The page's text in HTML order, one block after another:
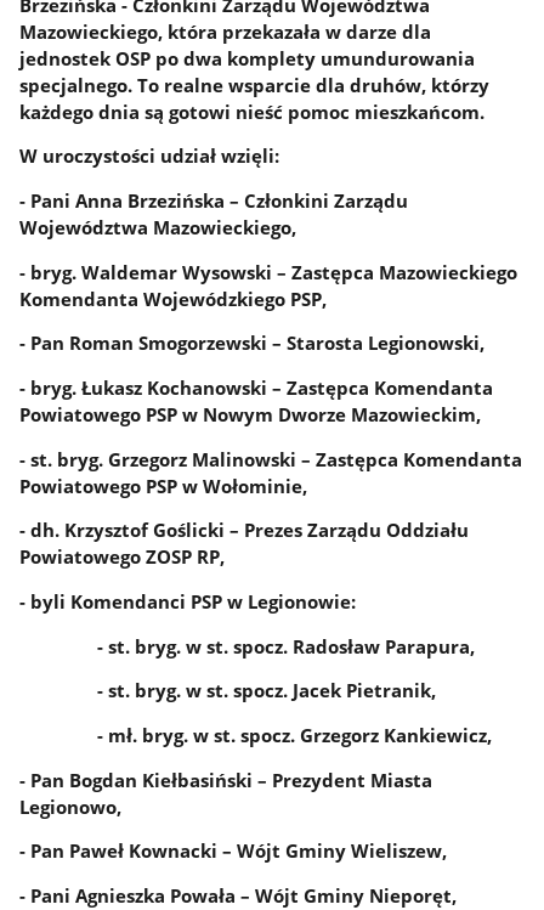
Mazowieckiego, która przekazała w darze dla
jednostek OSP po dwa komplety umundurowania
specjalnego. To realne wsparcie dla druhów, którzy
każdego dnia są gotowi nieść pomoc mieszkańcom.
W uroczystości udział wzięli:
- Pani Anna Brzezińska – Członkini Zarządu
Województwa Mazowieckiego,
- bryg. Waldemar Wysowski – Zastępca Mazowieckiego
Komendanta Wojewódzkiego PSP,
- Pan Roman Smogorzewski – Starosta Legionowski,
- bryg. Łukasz Kochanowski – Zastępca Komendanta
Powiatowego PSP w Nowym Dworze Mazowieckim,
- st. bryg. Grzegorz Malinowski – Zastępca Komendanta
Powiatowego PSP w Wołominie,
- dh. Krzysztof Goślicki – Prezes Zarządu Oddziału
Powiatowego ZOSP RP,
- byli Komendanci PSP w Legionowie:
- st. bryg. w st. spocz. Radosław Parapura,
- st. bryg. w st. spocz. Jacek Pietranik,
- mł. bryg. w st. spocz. Grzegorz Kankiewicz,
- Pan Bogdan Kiełbasiński – Prezydent Miasta
Legionowo,
- Pan Paweł Kownacki – Wójt Gminy Wieliszew,
- Pani Agnieszka Powała – Wójt Gminy Nieporęt,